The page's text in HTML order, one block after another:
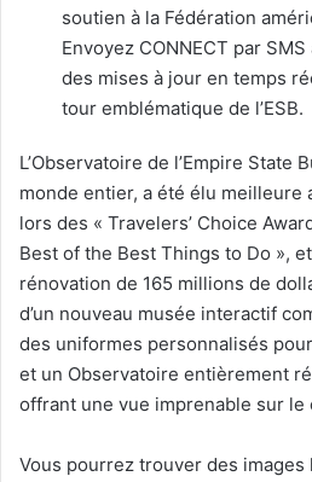
soutien à la Fédération
Envoyez CONNECT par
des mises à jour en temps
tour emblématique de l’ESB.
L’Observatoire de l’Empire State
monde entier, a été élu meilleure
lors des « Travelers’ Choice
Best of the Best Things to Do », et
rénovation de 165 millions de
d’un nouveau musée interactif
des uniformes personnalisés
et un Observatoire entièrement
offrant une vue imprenable sur
Vous pourrez trouver des